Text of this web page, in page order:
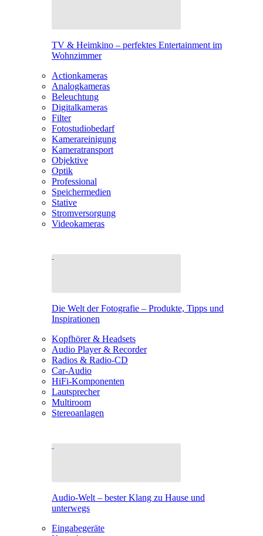
TV & Heimkino – perfektes Entertainment im
Wohnzimmer
Actionkameras
Analogkameras
Beleuchtung
Digitalkameras
Filter
Fotostudiobedarf
Kamerareinigung
Kameratransport
Objektive
Optik
Professional
Speichermedien
Stative
Stromversorgung
Videokameras
Die Welt der Fotografie – Produkte, Tipps und
Inspirationen
Kopfhörer & Headsets
Audio Player & Recorder
Radios & Radio-CD
Car-Audio
HiFi-Komponenten
Lautsprecher
Multiroom
Stereoanlagen
Audio-Welt – bester Klang zu Hause und
unterwegs
Eingabegeräte